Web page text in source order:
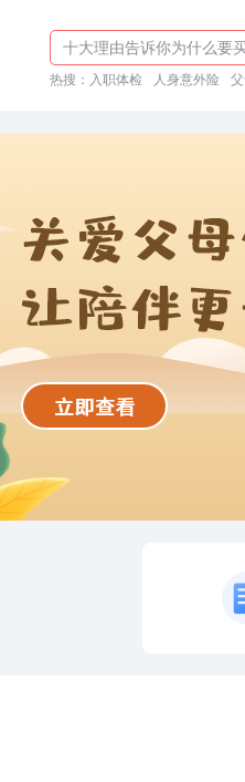
十大理由告诉你为什么要
入职体检在线预约
热搜： 入职体检 人身意外险